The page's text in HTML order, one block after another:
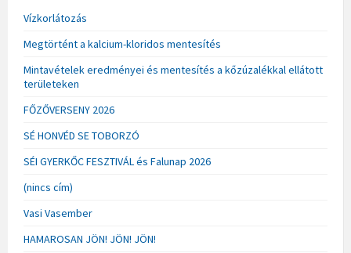
Vízkorlátozás
Megtörtént a kalcium-kloridos mentesítés
Mintavételek eredményei és mentesítés a kőzúzalékkal ellátott
területeken
FŐZŐVERSENY 2026
SÉ HONVÉD SE TOBORZÓ
SÉI GYERKŐC FESZTIVÁL és Falunap 2026
(nincs cím)
Vasi Vasember
HAMAROSAN JÖN! JÖN! JÖN!